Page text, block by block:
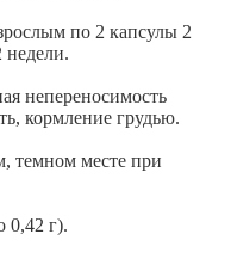
по 2 капсулы 2
недели.
непереносимость
кормление грудью.
темном месте при
0,42 г).